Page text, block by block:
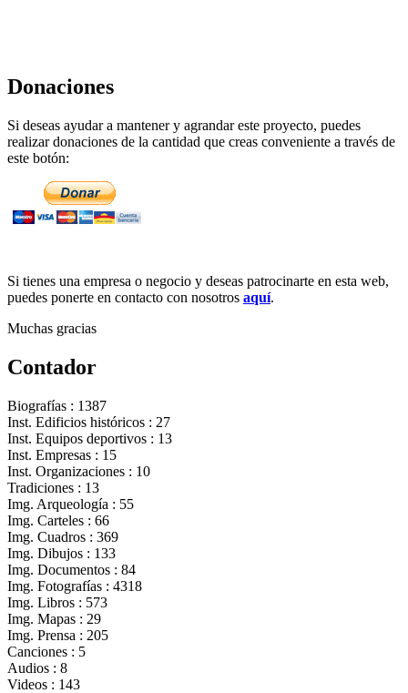
Donaciones
Si deseas ayudar a mantener y agrandar este proyecto, puedes
realizar donaciones de la cantidad que creas conveniente a través de
este botón:
Si tienes una empresa o negocio y deseas patrocinarte en esta web,
puedes ponerte en contacto con nosotros aquí.
Muchas gracias
Contador
Biografías : 1387
Inst. Edificios históricos : 27
Inst. Equipos deportivos : 13
Inst. Empresas : 15
Inst. Organizaciones : 10
Tradiciones : 13
Img. Arqueología : 55
Img. Carteles : 66
Img. Cuadros : 369
Img. Dibujos : 133
Img. Documentos : 84
Img. Fotografías : 4318
Img. Libros : 573
Img. Mapas : 29
Img. Prensa : 205
Canciones : 5
Audios : 8
Videos : 143